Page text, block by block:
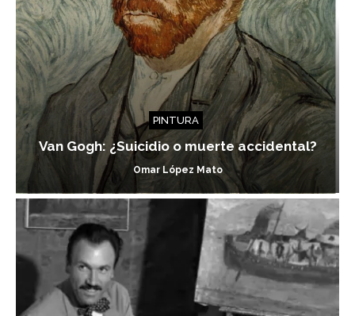
PINTURA
Van Gogh: ¿Suicidio o muerte accidental?
Omar López Mato